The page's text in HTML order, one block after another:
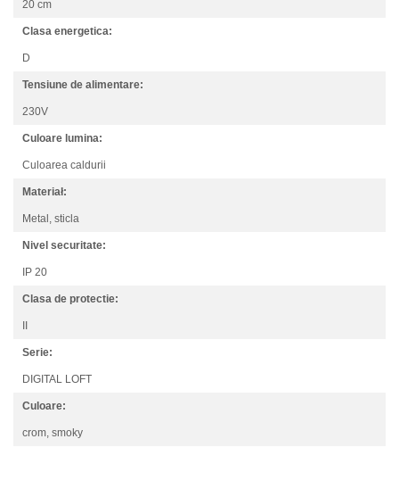
20 cm
Clasa energetica:
D
Tensiune de alimentare:
230V
Culoare lumina:
Culoarea caldurii
Materiał:
Metal, sticla
Nivel securitate:
IP 20
Clasa de protectie:
II
Serie:
DIGITAL LOFT
Culoare:
crom, smoky